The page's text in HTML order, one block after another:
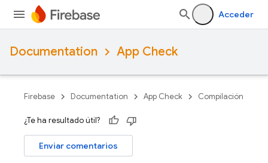
Acceder
Documentation App Check
Firebase Documentation App Check Compilación
¿Te ha resultado útil?
Enviar comentarios